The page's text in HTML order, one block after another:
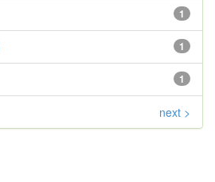
1
1
1
next >